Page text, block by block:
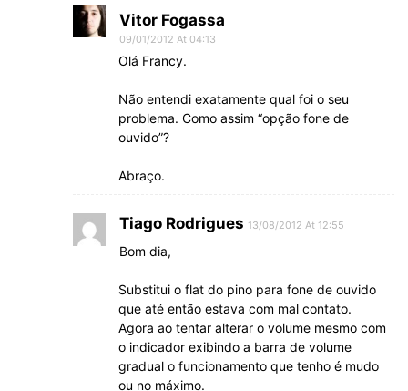
Vitor Fogassa
09/01/2012 At 04:13
Olá Francy.
Não entendi exatamente qual foi o seu
problema. Como assim “opção fone de
ouvido”?
Abraço.
Tiago Rodrigues 13/08/2012 At 12:55
Bom dia,
Substitui o flat do pino para fone de ouvido
que até então estava com mal contato.
Agora ao tentar alterar o volume mesmo com
o indicador exibindo a barra de volume
gradual o funcionamento que tenho é mudo
ou no máximo.